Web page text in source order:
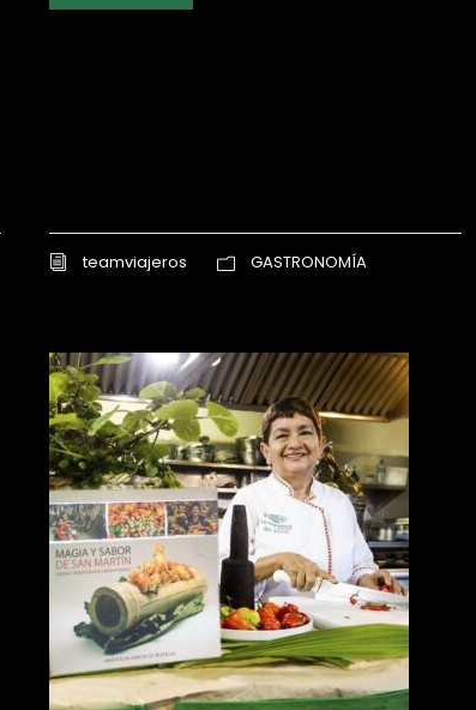
teamviajeros GASTRONOMÍA